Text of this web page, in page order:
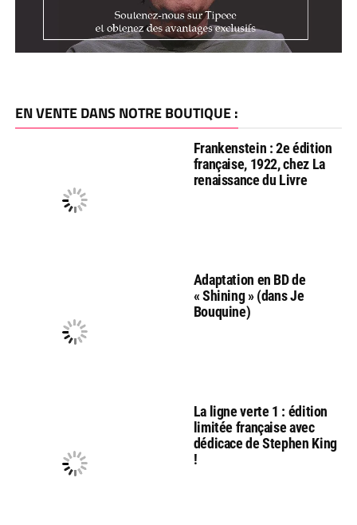
EN VENTE DANS NOTRE BOUTIQUE :
Frankenstein : 2e édition
française, 1922, chez La
renaissance du Livre
Adaptation en BD de
« Shining » (dans Je
Bouquine)
La ligne verte 1 : édition
limitée française avec
dédicace de Stephen King
!